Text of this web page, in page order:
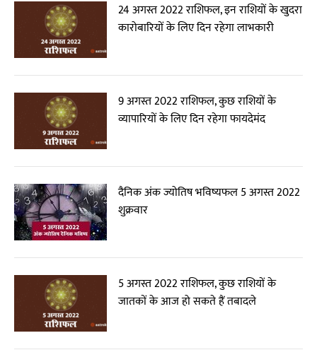
24 अगस्त 2022 राशिफल, इन राशियों के खुदरा
कारोबारियों के लिए दिन रहेगा लाभकारी
9 अगस्त 2022 राशिफल, कुछ राशियों के
व्यापारियों के लिए दिन रहेगा फायदेमंद
दैनिक अंक ज्योतिष भविष्यफल 5 अगस्त 2022
शुक्रवार
5 अगस्त 2022 राशिफल, कुछ राशियों के
जातकों के आज हो सकते हैं तबादले